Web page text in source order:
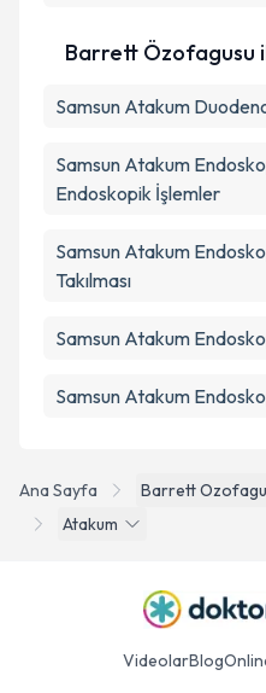
Ana Sayfa Barrett
Atakum
Barrett Özofagusu
Samsun Atakum
Samsun Atakum
Endoskopik İşlemler
Samsun Atakum
Takılması
Samsun Atakum
Samsun Atakum
VideolarBlog